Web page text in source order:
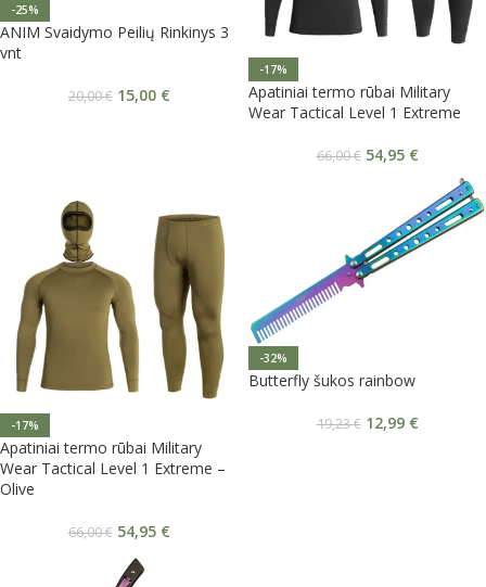
-25%
ANIM Svaidymo Peilių Rinkinys 3
vnt
20,00€ 15,00 €
-17%
Apatiniai termo rūbai Military
Wear Tactical Level 1 Extreme
66,00€ 54,95 €
-17%
Apatiniai termo rūbai Military
Wear Tactical Level 1 Extreme –
Olive
66,00€ 54,95 €
-32%
Butterfly šukos rainbow
19,23€ 12,99 €